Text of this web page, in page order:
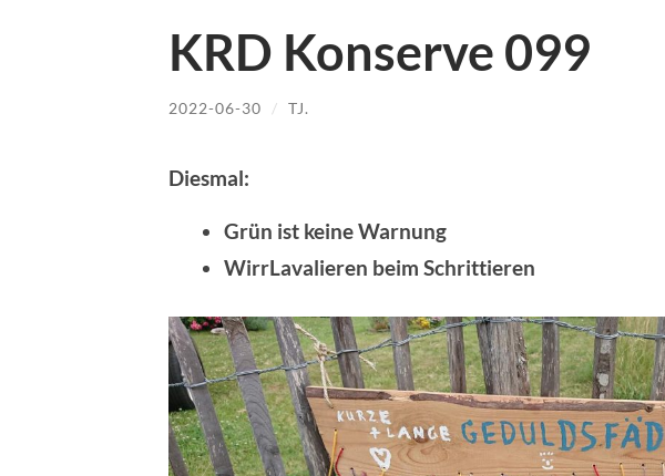
KRD Konserve 099
2022-06-30 / TJ.
Diesmal:
Grün ist keine Warnung
WirrLavalieren beim Schrittieren